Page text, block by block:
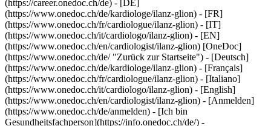
(https://career.onedoc.ch/de) - [DE]
(https://www.onedoc.ch/de/kardiologe/ilanz-glion) - [FR]
(https://www.onedoc.ch/fr/cardiologue/ilanz-glion) - [IT]
(https://www.onedoc.ch/it/cardiologo/ilanz-glion) - [EN]
(https://www.onedoc.ch/en/cardiologist/ilanz-glion) [OneDoc]
(https://www.onedoc.ch/de/ "Zurück zur Startseite") - [Deutsch]
(https://www.onedoc.ch/de/kardiologe/ilanz-glion) - [Français]
(https://www.onedoc.ch/fr/cardiologue/ilanz-glion) - [Italiano]
(https://www.onedoc.ch/it/cardiologo/ilanz-glion) - [English]
(https://www.onedoc.ch/en/cardiologist/ilanz-glion) - [Anmelden]
(https://www.onedoc.ch/de/anmelden) - [Ich bin
Gesundheitsfachperson](https://info.onedoc.ch/de/) -